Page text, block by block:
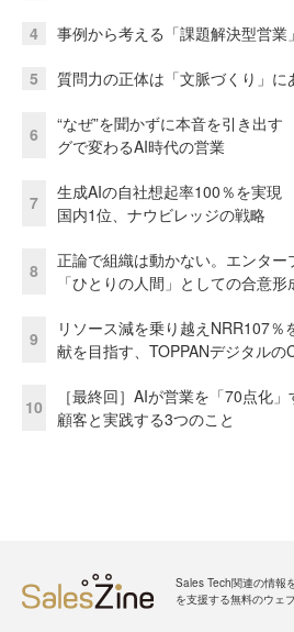
4 事例から考える「課題解決型営業
5 質問力の正体は「文脈づくり」に
6
“なぜ”を聞かずに本音を引き出
グで変わるAI時代の営業
7
生成AIの自社想起率100％を実
国内1位、ナウビレッジの戦略
8
正論で組織は動かない。エンター
「ひとりの人間」としての合意形
9
リソース減を乗り越えNRR107
献を目指す、TOPPANデジタルの
10
［最終回］AIが営業を「70点化
顧客と実践する3つのこと
Sales Tech関連の情報
を支援する無料のウェ